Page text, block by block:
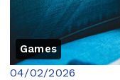
Games
04/02/2026